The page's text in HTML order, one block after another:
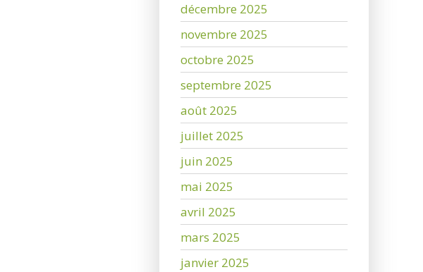
décembre 2025
novembre 2025
octobre 2025
septembre 2025
août 2025
juillet 2025
juin 2025
mai 2025
avril 2025
mars 2025
janvier 2025